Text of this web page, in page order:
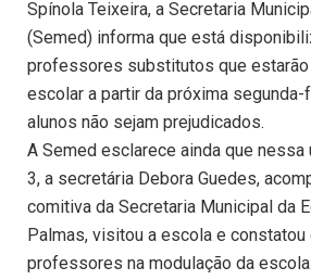
Spínola Teixeira, a Secretaria
(Semed) informa que está
professores substitutos que estarão
escolar a partir da próxima segunda-
alunos não sejam prejudicados.
A Semed esclarece ainda que
3, a secretária Debora Guedes,
comitiva da Secretaria Municipal da
Palmas, visitou a escola e constatou
professores na modulação da